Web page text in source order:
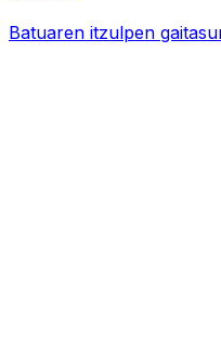
Batuaren itzulpen